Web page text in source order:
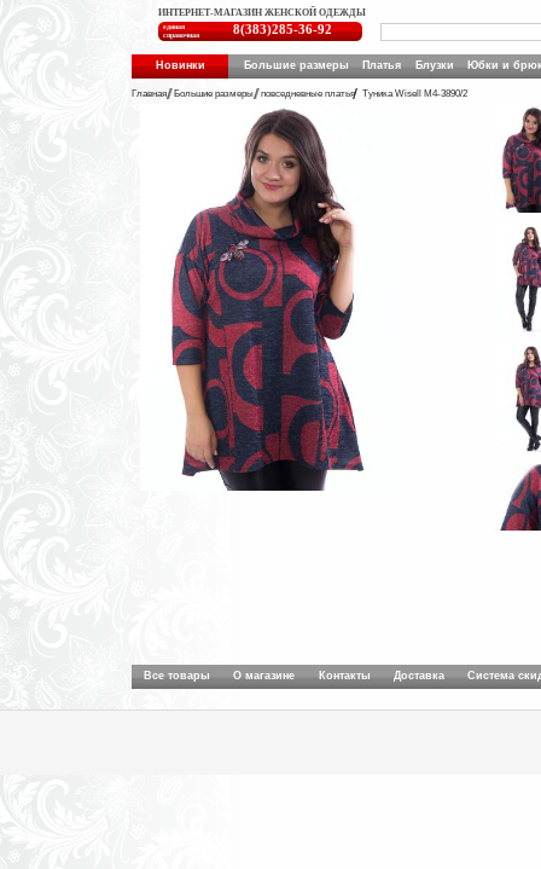
ИНТЕРНЕТ-МАГАЗИН ЖЕНСКОЙ ОДЕЖДЫ
единая
справочная
8(383)285-36-92
Новинки Большие размеры Платья Блузки Юбки и
Главная Большие размеры повседневные платья Туника Wisell М4-3890/2
Все товары О магазине Контакты Доставка Система